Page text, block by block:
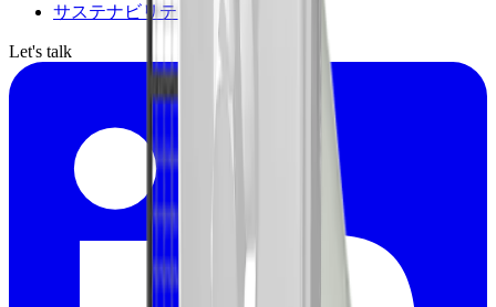
サステナビリティ
Let's talk